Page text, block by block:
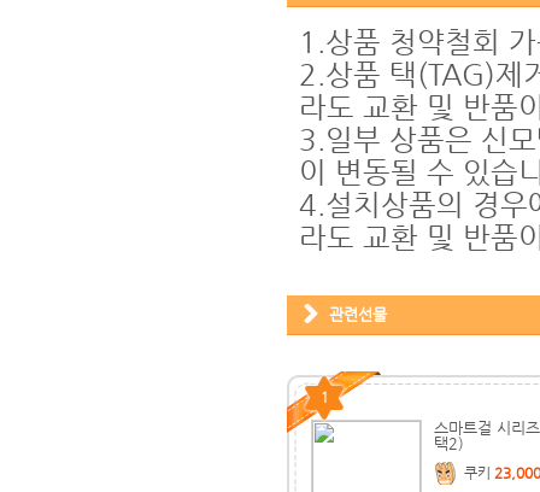
1.상품 청약철회
2.상품 택(TAG)제
라도 교환 및 반품
3.일부 상품은 신
이 변동될 수 있습
4.설치상품의 경우
라도 교환 및 반품
관련선물
1
스마트걸 시리
택2)
쿠키 23,000